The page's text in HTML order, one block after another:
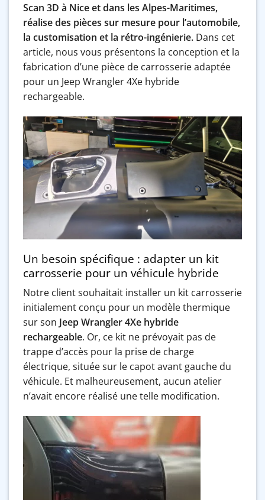
Scan 3D à Nice et dans les Alpes-Maritimes,
réalise des pièces sur mesure pour l’automobile,
la customisation et la rétro-ingénierie. Dans cet
article, nous vous présentons la conception et la
fabrication d’une pièce de carrosserie adaptée
pour un Jeep Wrangler 4Xe hybride
rechargeable.
Un besoin spécifique : adapter un kit
carrosserie pour un véhicule hybride
Notre client souhaitait installer un kit carrosserie
initialement conçu pour un modèle thermique
sur son Jeep Wrangler 4Xe hybride
rechargeable. Or, ce kit ne prévoyait pas de
trappe d’accès pour la prise de charge
électrique, située sur le capot avant gauche du
véhicule. Et malheureusement, aucun atelier
n’avait encore réalisé une telle modification.